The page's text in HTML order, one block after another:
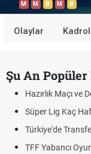
M M B M B
Olaylar
Şu An
Hazırlık Maçı ve
Süper Lig Kaç
Türkiye'de
TFF Yabancı